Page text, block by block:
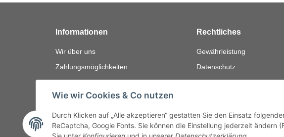
Informationen
Wir über uns
Zahlungsmöglichkeiten
Versandinformationen
Bewerten
FAQ
Rechtliches
Gewährleistung
Datenschutz
AGB
Widerrufsrecht
Wie wir Cookies & Co nutzen
Durch Klicken auf „Alle akzeptieren“ gestatten Sie den Einsatz
ReCaptcha, Google Fonts. Sie können die Einstellung jederzeit